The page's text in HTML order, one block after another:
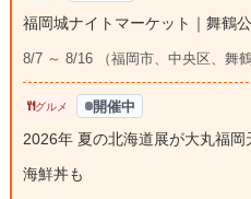
福岡城ナイトマーケット｜舞鶴
8/7 ～ 8/16 （福岡市、中央区、舞鶴
グルメ 開催中
2026年 夏の北海道展が大丸福
海鮮丼も